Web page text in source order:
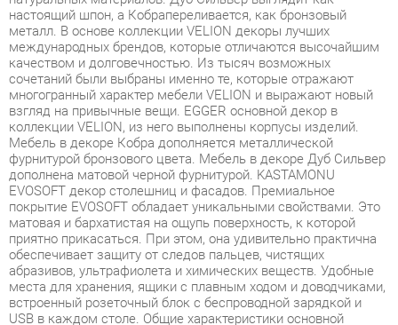
качеством и долговечностью. Из тысяч возможных
сочетаний были выбраны именно те, которые отражают
многогранный характер мебели VELION и выражают новый
взгляд на привычные вещи. EGGER основной декор в
коллекции VELION, из него выполнены корпусы изделий.
Мебель в декоре Кобра дополняется металлической
фурнитурой бронзового цвета. Мебель в декоре Дуб Сильвер
дополнена матовой черной фурнитурой. KASTAMONU
EVOSOFT декор столешниц и фасадов. Премиальное
покрытие EVOSOFT обладает уникальными свойствами. Это
матовая и бархатистая на ощупь поверхность, к которой
приятно прикасаться. При этом, она удивительно практична
обеспечивает защиту от следов пальцев, чистящих
абразивов, ультрафиолета и химических веществ. Удобные
места для хранения, ящики с плавным ходом и доводчиками,
встроенный розеточный блок с беспроводной зарядкой и
USB в каждом столе. Общие характеристики основной
материал МДФ с покрытием EVOSOFT, ЛДСП EGGER
столешницы МДФ 36 мм опоры столов МДФ 36 мм тумбы-
опоры ЛДСП 18 мм, фасады МДФ 18 мм каркасы шкафов и
тумб ЛДСП 18 мм, задняя стенка ЛДСП высота шкафов 2200